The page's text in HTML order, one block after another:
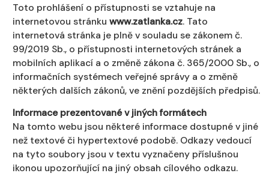
Toto prohlášení o přístupnosti se vztahuje na
internetovou stránku www.zatlanka.cz. Tato
internetová stránka je plně v souladu se zákonem č.
99/2019 Sb., o přístupnosti internetových stránek a
mobilních aplikací a o změně zákona č. 365/2000 Sb., o
informačních systémech veřejné správy a o změně
některých dalších zákonů, ve znění pozdějších předpisů.
Informace prezentované v jiných formátech
Na tomto webu jsou některé informace dostupné v jiné
než textové či hypertextové podobě. Odkazy vedoucí
na tyto soubory jsou v textu vyznačeny příslušnou
ikonou upozorňující na jiný obsah cílového odkazu.